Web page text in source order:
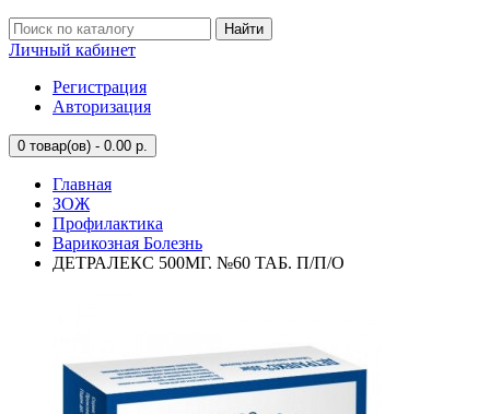
Найти
Личный кабинет
Регистрация
Авторизация
0 товар(ов) - 0.00 р.
Главная
ЗОЖ
Профилактика
Варикозная Болезнь
ДЕТРАЛЕКС 500МГ. №60 ТАБ. П/П/О